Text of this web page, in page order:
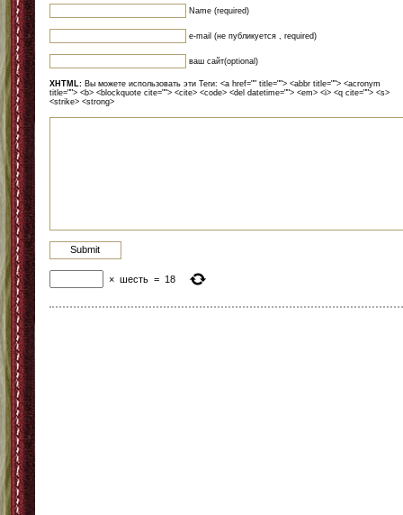
Name (required)
e-mail (не публикуется , required)
ваш сайт(optional)
XHTML: Вы можете использовать эти Теги: <a href="" title=""> <abbr title=""> <acronym
title=""> <b> <blockquote cite=""> <cite> <code> <del datetime=""> <em> <i> <q cite=""> <s>
<strike> <strong>
× шесть = 18